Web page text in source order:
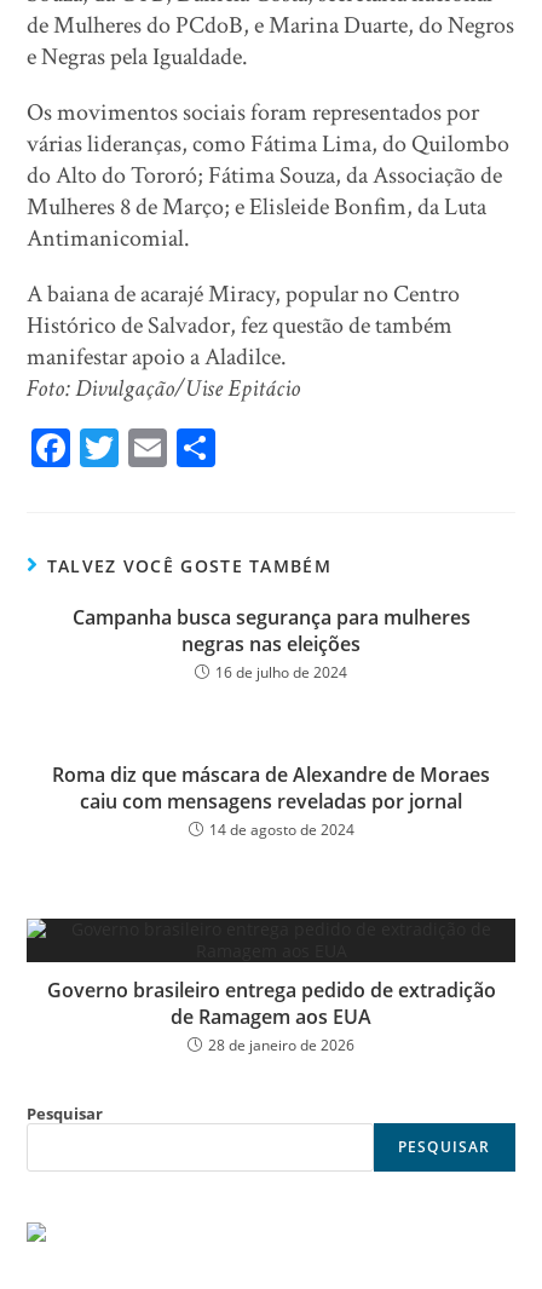
de Mulheres do PCdoB, e Marina Duarte, do Negros
e Negras pela Igualdade.
Os movimentos sociais foram representados por
várias lideranças, como Fátima Lima, do Quilombo
do Alto do Tororó; Fátima Souza, da Associação de
Mulheres 8 de Março; e Elisleide Bonfim, da Luta
Antimanicomial.
A baiana de acarajé Miracy, popular no Centro
Histórico de Salvador, fez questão de também
manifestar apoio a Aladilce.
Foto: Divulgação/Uise Epitácio
Fa
ok
T
er
E
TALVEZ VOCÊ GOSTE TAMBÉM
Campanha busca segurança para mulheres
negras nas eleições
16 de julho de 2024
Roma diz que máscara de Alexandre de Moraes
caiu com mensagens reveladas por jornal
14 de agosto de 2024
Governo brasileiro entrega pedido de extradição
de Ramagem aos EUA
28 de janeiro de 2026
Pesquisar
PESQUISAR